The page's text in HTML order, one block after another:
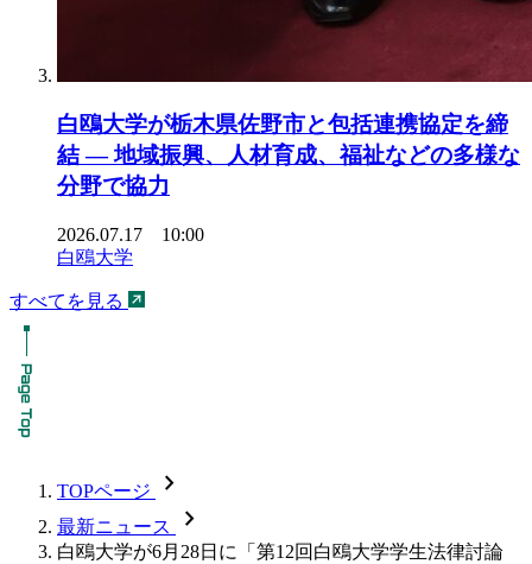
白鴎大学が栃木県佐野市と包括連携協定を締
結 ― 地域振興、人材育成、福祉などの多様な
分野で協力
2026.07.17 10:00
白鴎大学
すべてを見る
TOPページ chevron_forward
最新ニュース chevron_forward
白鴎大学が6月28日に「第12回白鴎大学学生法律討論